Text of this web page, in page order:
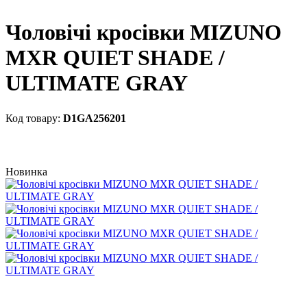
Чоловічі кросівки MIZUNO
MXR QUIET SHADE /
ULTIMATE GRAY
D1GA256201
Новинка